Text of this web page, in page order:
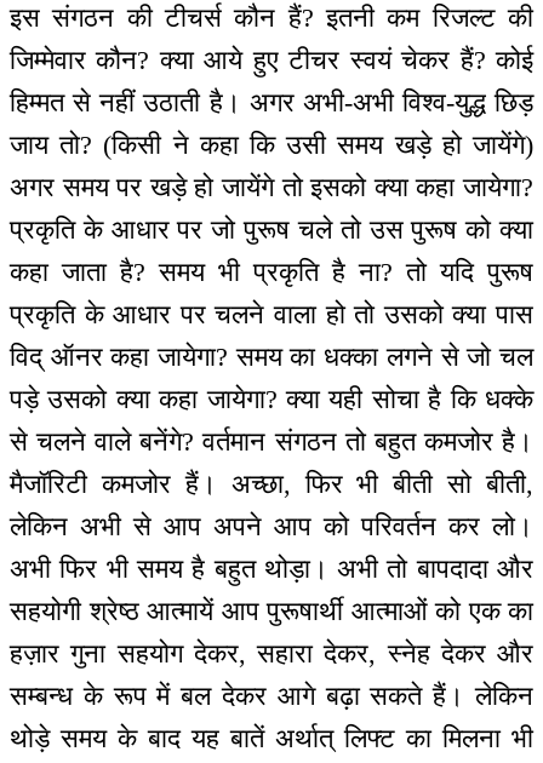
इस संगठन की टीचर्स कौन हैं? इतनी कम रिजल्ट की
जिम्मेवार कौन? क्या आये हुए टीचर स्वयं चेकर हैं? कोई
हिम्मत से नहीं उठाती है। अगर अभी-अभी विश्व-युद्ध छिड़
जाय तो? (किसी ने कहा कि उसी समय खड़े हो जायेंगे)
अगर समय पर खड़े हो जायेंगे तो इसको क्या कहा जायेगा?
प्रकृति के आधार पर जो पुरूष चले तो उस पुरूष को क्या
कहा जाता है? समय भी प्रकृति है ना? तो यदि पुरूष
प्रकृति के आधार पर चलने वाला हो तो उसको क्या पास
विद् ऑनर कहा जायेगा? समय का धक्का लगने से जो चल
पड़े उसको क्या कहा जायेगा? क्या यही सोचा है कि धक्के
से चलने वाले बनेंगे? वर्तमान संगठन तो बहुत कमजोर है।
मैजॉरिटी कमजोर हैं। अच्छा, फिर भी बीती सो बीती,
लेकिन अभी से आप अपने आप को परिवर्तन कर लो।
अभी फिर भी समय है बहुत थोड़ा। अभी तो बापदादा और
सहयोगी श्रेष्ठ आत्मायें आप पुरूषार्थी आत्माओं को एक का
हज़ार गुना सहयोग देकर, सहारा देकर, स्नेह देकर और
सम्बन्ध के रूप में बल देकर आगे बढ़ा सकते हैं। लेकिन
थोड़े समय के बाद यह बातें अर्थात् लिफ्ट का मिलना भी